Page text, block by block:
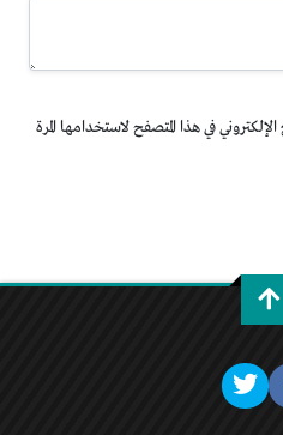
في هذا المتصفح لاستخدامها المرة